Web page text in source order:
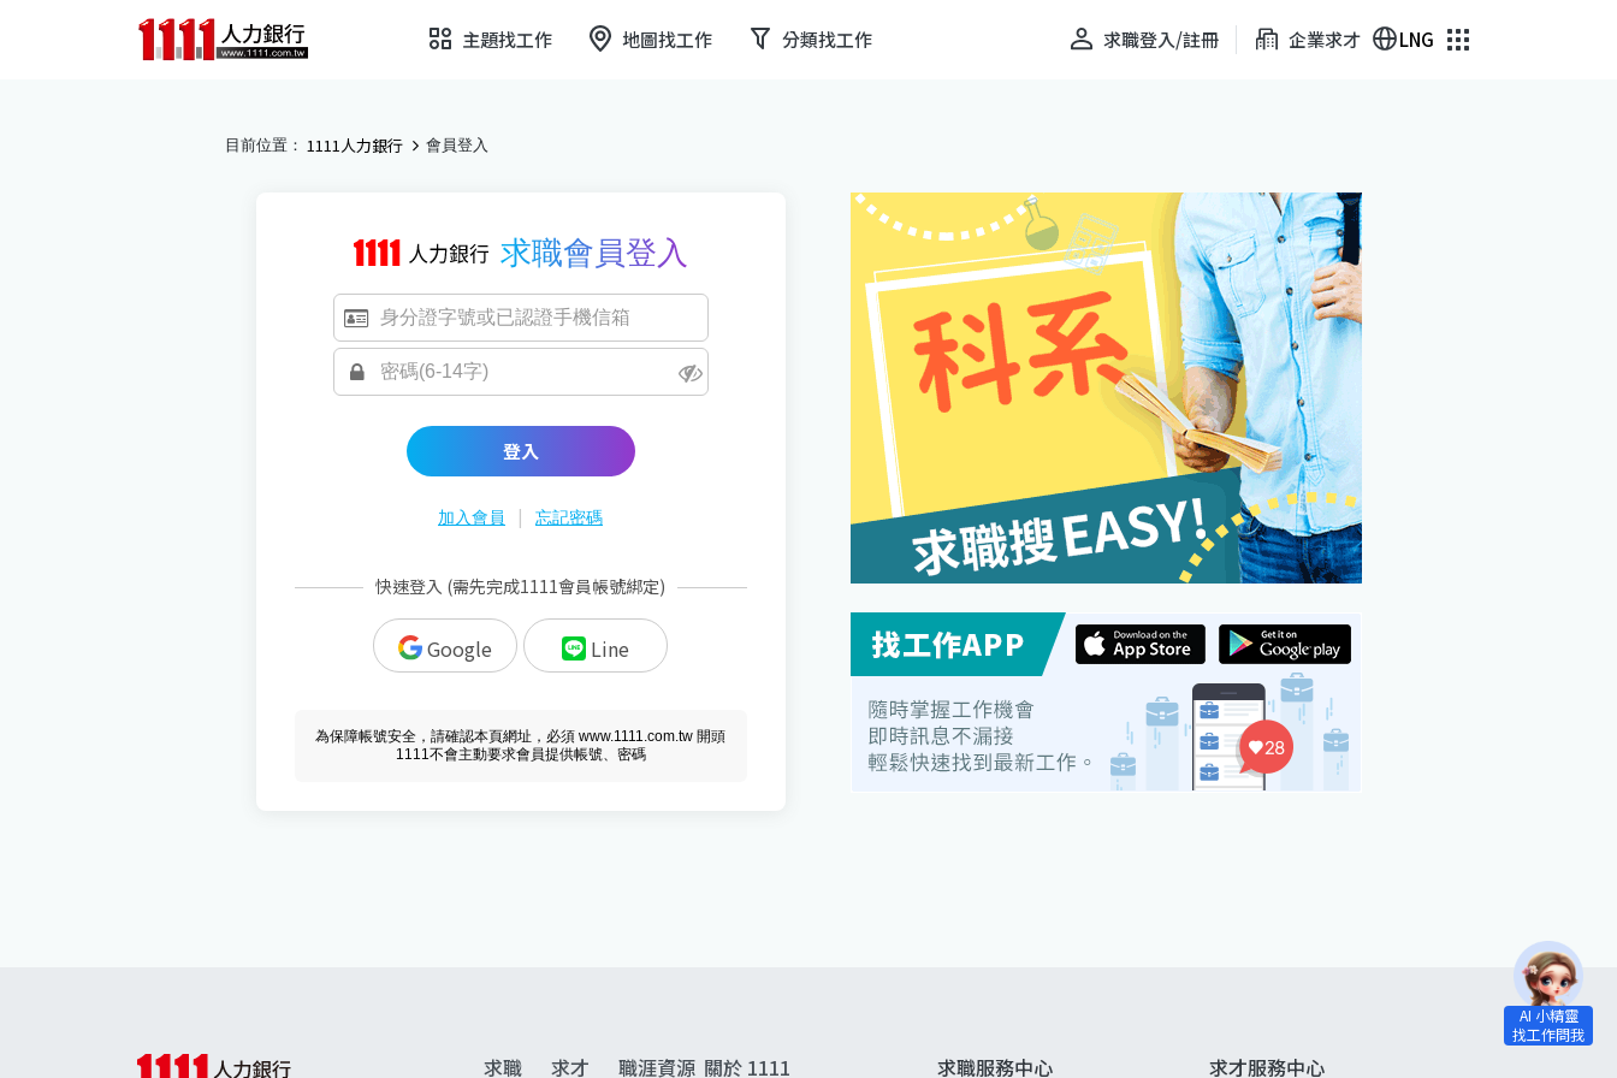
主題找工作 地圖找工作 分類找工作 求職登入/註冊 企業求才 LNG
目前位置： 1111人力銀行 會員登入
求職會員登入
登入
加入會員 | 忘記密碼
快速登入 (需先完成1111會員帳號綁定)
Google Line
為保障帳號安全，請確認本頁網址，必須 www.1111.com.tw 開頭
1111不會主動要求會員提供帳號、密碼
求職 求才 職涯資源 關於 1111 求職服務中心 求才服務中心